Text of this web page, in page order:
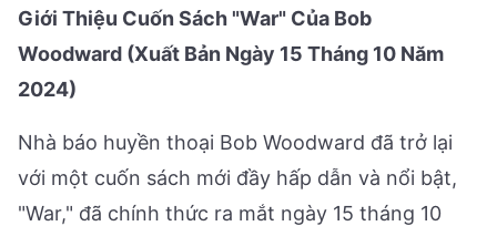
Giới Thiệu Cuốn Sách "War" Của Bob
Woodward (Xuất Bản Ngày 15 Tháng 10 Năm
2024)
Nhà báo huyền thoại Bob Woodward đã trở lại
với một cuốn sách mới đầy hấp dẫn và nổi bật,
"War," đã chính thức ra mắt ngày 15 tháng 10